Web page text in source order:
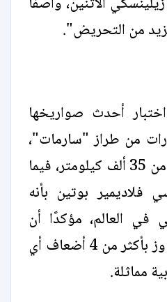
من التحريض".
أحدث صواريخها
من طراز "سارمات"،
الذي يُقدّر مداه بأكثر من 35 ألف كيلومتر، فيما
فلاديمير بوتين بأنه
العالم، مؤكدًا أن
قدرته التدميرية تتجاوز بأكثر من 4 أضعاف أي
مماثلة.